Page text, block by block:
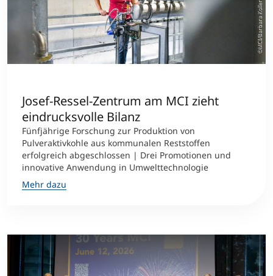
©MCI/Barbara Koller
Josef-Ressel-Zentrum am MCI zieht
eindrucksvolle Bilanz
Fünfjährige Forschung zur Produktion von
Pulveraktivkohle aus kommunalen Reststoffen
erfolgreich abgeschlossen | Drei Promotionen und
innovative Anwendung in Umwelttechnologie
Mehr dazu